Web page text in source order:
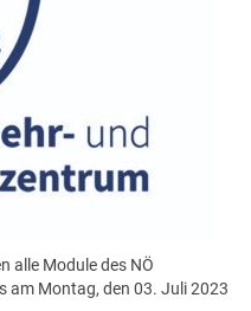
alle Module des NÖ
am Montag, den 03. Juli 2023